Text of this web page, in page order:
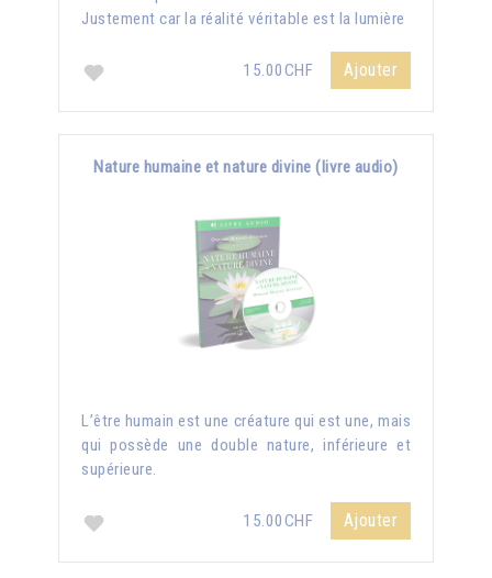
Justement car la réalité véritable est la lumière
15.00CHF Ajouter
Nature humaine et nature divine (livre audio)
L’être humain est une créature qui est une, mais
qui possède une double nature, inférieure et
supérieure.
15.00CHF Ajouter